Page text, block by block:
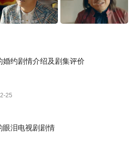
婚约剧情介绍及剧集评价
25
眼泪电视剧剧情